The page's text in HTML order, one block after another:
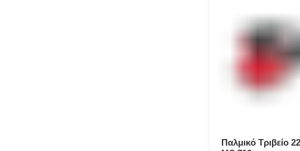
Παλμικό Τριβείο